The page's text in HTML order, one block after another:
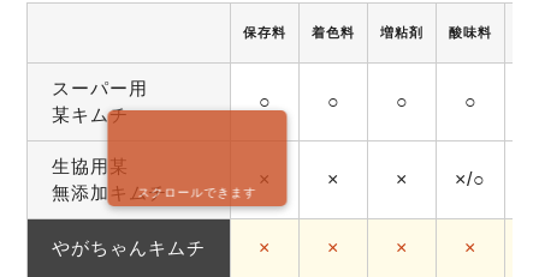
保存料 着色料 増粘剤 酸味料
スーパー用
某キムチ
○ ○ ○ ○
生協用某
無添加キムチ
× × × ×/○
やがちゃんキムチ × × × ×
スクロールできます